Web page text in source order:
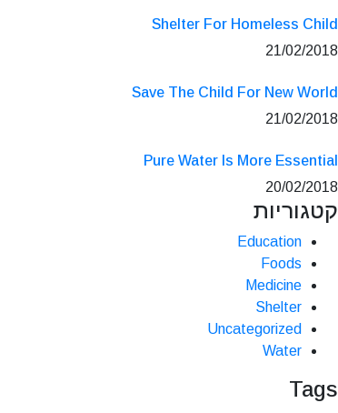
Shelter For Homeless Child
21/02/2018
Save The Child For New World
21/02/2018
Pure Water Is More Essential
20/02/2018
קטגוריות
Education
Foods
Medicine
Shelter
Uncategorized
Water
Tags